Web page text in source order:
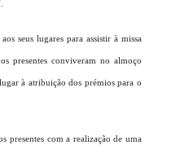
seus lugares para assistir à missa
presentes conviveram no almoço
à atribuição dos prémios para o
presentes com a realização de uma